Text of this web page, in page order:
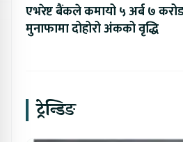
एभरेष्ट बैंकले कमायो ५ अर्ब ७
मुनाफामा दोहोरो अंकको वृद्धि
ट्रेन्डिङ